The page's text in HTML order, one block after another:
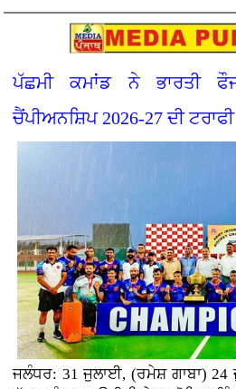
ਪੱਛਮੀ ਕਮਾਂਡ ਨੇ ਭਾਰਤੀ
ਚੈਂਪੀਅਨਸ਼ਿਪ 2026-27 ਦੀ ਟਰਾਫੀ
ਜਲੰਧਰ: 31 ਜੁਲਾਈ, (ਰਮੇਸ਼ ਗਾਬਾ) 24